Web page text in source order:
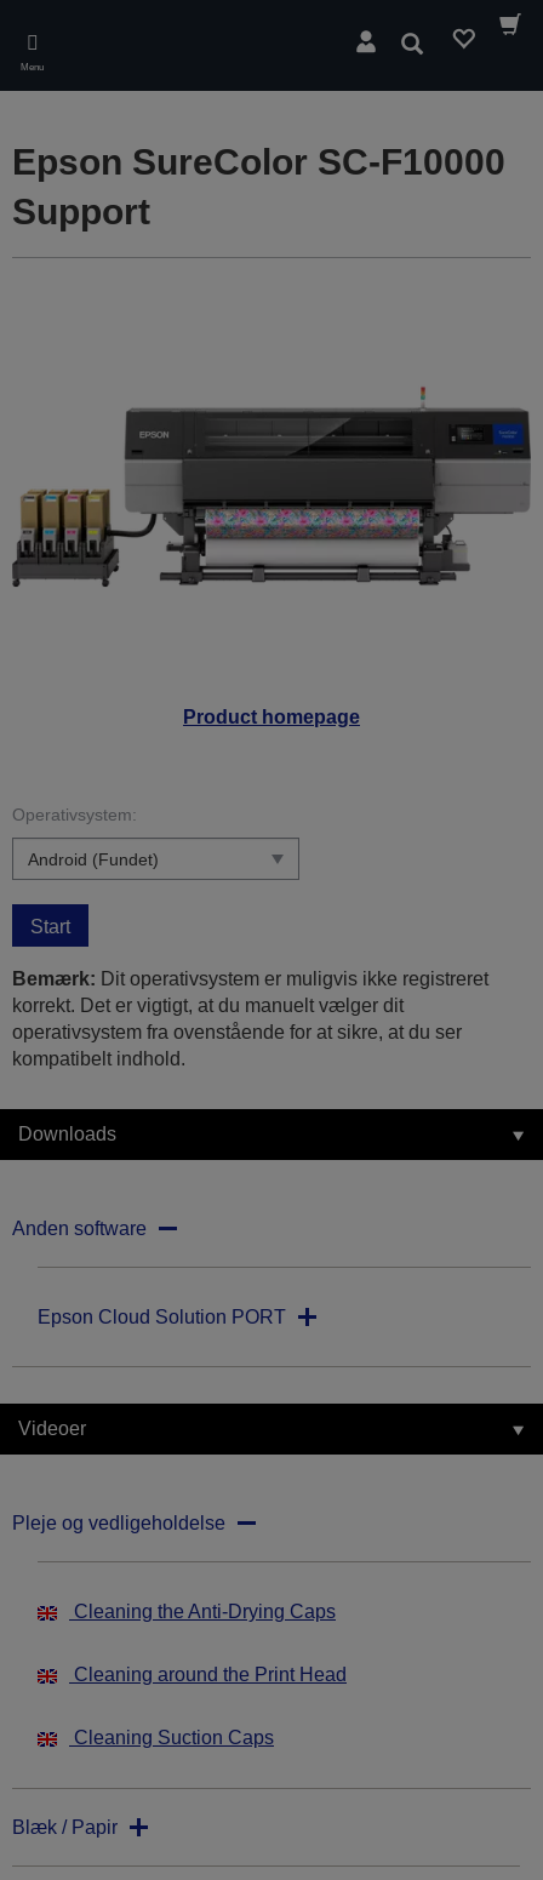
main
content
Menu
Søg
Product homepage
Epson SureColor SC-F10000
Support
Operativsystem:
Start
Bemærk: Dit operativsystem er muligvis ikke registreret
korrekt. Det er vigtigt, at du manuelt vælger dit
operativsystem fra ovenstående for at sikre, at du ser
kompatibelt indhold.
Downloads
Anden software
Epson Cloud Solution PORT
Videoer
Pleje og vedligeholdelse
Cleaning the Anti-Drying Caps
Cleaning around the Print Head
Cleaning Suction Caps
Blæk / Papir